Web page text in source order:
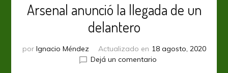
Arsenal anunció la llegada de un
delantero
por Ignacio Méndez Actualizado en 18 agosto, 2020
Dejá un comentarioen